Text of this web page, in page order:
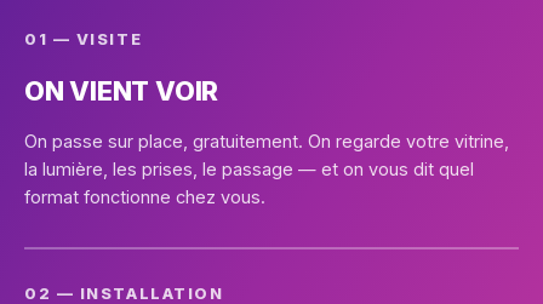
01 — VISITE
ON VIENT VOIR
On passe sur place, gratuitement. On regarde votre vitrine,
la lumière, les prises, le passage — et on vous dit quel
format fonctionne chez vous.
02 — INSTALLATION